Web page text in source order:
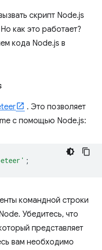
скрипт Node.js
как это работает?
кода Node.js в
. Это позволяет
с помощью Node.js:
;
командной строки
Убедитесь, что
представляет
вам необходимо